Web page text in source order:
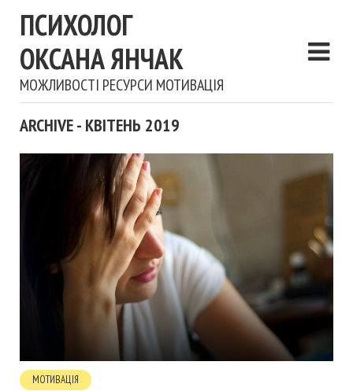
ПСИХОЛОГ
ОКСАНА ЯНЧАК
МОЖЛИВОСТІ РЕСУРСИ МОТИВАЦІЯ
ARCHIVE - КВІТЕНЬ 2019
МОТИВАЦІЯ